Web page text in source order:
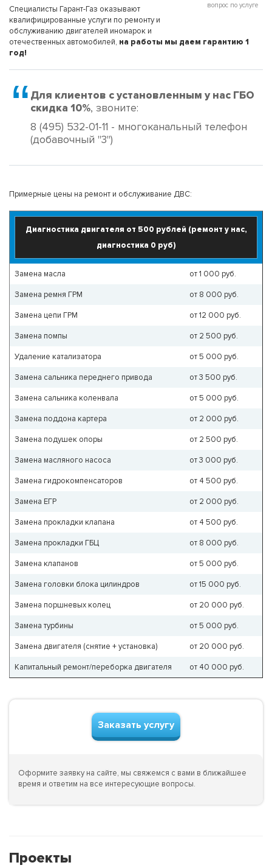
вопрос по услуге
Специалисты Гарант-Газ оказывают
квалифицированные услуги по ремонту и
обслуживанию двигателей иномарок и
отечественных автомобилей, на работы мы даем гарантию 1
год!
Для клиентов с установленным у нас ГБО
скидка 10%, звоните:
8 (495) 532-01-11 - многоканальный телефон
(добавочный "3")
Примерные цены на ремонт и обслуживание ДВС:
Диагностика двигателя от 500 рублей (ремонт у нас,
диагностика 0 руб)
Замена маcла от 1 000 руб.
Замена ремня ГРМ от 8 000 руб.
Замена цепи ГРМ от 12 000 руб.
Замена помпы от 2 500 руб.
Удаление катализатора от 5 000 руб.
Замена сальника переднего привода от 3 500 руб.
Замена сальника коленвала от 5 000 руб.
Замена поддона картера от 2 000 руб.
Замена подушек опоры от 2 500 руб.
Замена масляного насоса от 3 000 руб.
Замена гидрокомпенсаторов от 4 500 руб.
Замена ЕГР от 2 000 руб.
Замена прокладки клапана от 4 500 руб.
Замена прокладки ГБЦ от 8 000 руб.
Замена клапанов от 5 000 руб.
Замена головки блока цилиндров от 15 000 руб.
Замена поршневых колец от 20 000 руб.
Замена турбины от 5 000 руб.
Замена двигателя (снятие + установка) от 20 000 руб.
Капитальный ремонт/переборка двигателя от 40 000 руб.
Заказать услугу
Оформите заявку на сайте, мы свяжемся с вами в ближайшее
время и ответим на все интересующие вопросы.
Проекты